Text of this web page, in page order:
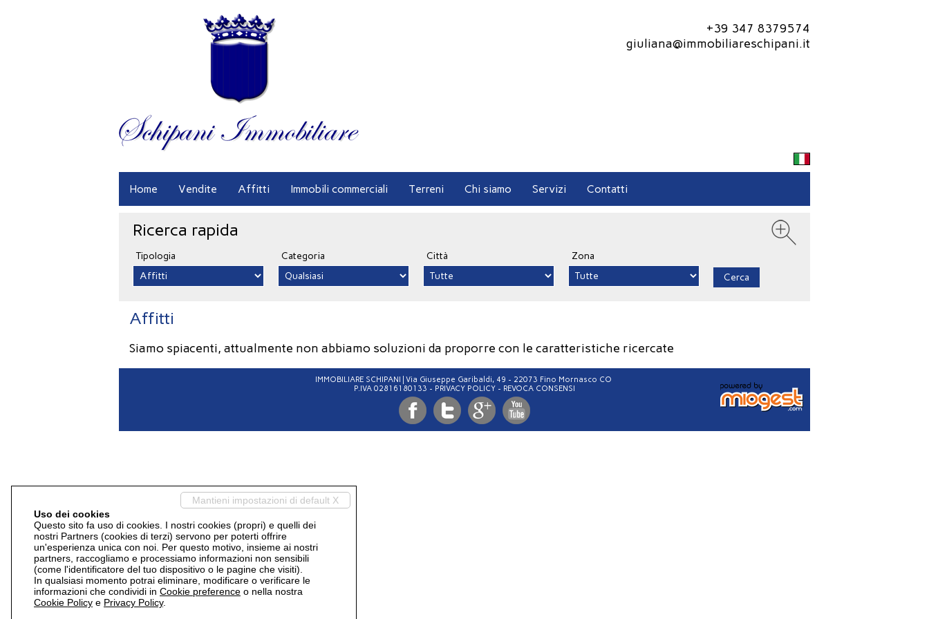
+39 347 8379574
giuliana@immobiliareschipani.it
Home Vendite Affitti Immobili commerciali Terreni Chi siamo Servizi Contatti
Ricerca rapida
Tipologia Categoria Città
Zona
Cerca
Affitti
Siamo spiacenti, attualmente non abbiamo soluzioni da proporre con le caratteristiche ricercate
IMMOBILIARE SCHIPANI | Via Giuseppe Garibaldi, 49 - 22073 Fino Mornasco CO ‎
P.IVA 02816180133 - PRIVACY POLICY - REVOCA CONSENSI
Mantieni impostazioni di default X
Uso dei cookies
Questo sito fa uso di cookies. I nostri cookies (propri) e quelli dei
nostri Partners (cookies di terzi) servono per poterti offrire
un'esperienza unica con noi. Per questo motivo, insieme ai nostri
partners, raccogliamo e processiamo informazioni non sensibili
(come l'identificatore del tuo dispositivo o le pagine che visiti).
In qualsiasi momento potrai eliminare, modificare o verificare le
informazioni che condividi in Cookie preference o nella nostra
Cookie Policy e Privacy Policy.